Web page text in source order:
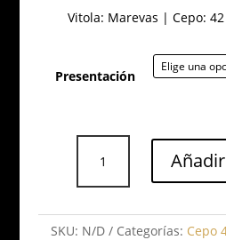
Vitola: Marevas | Cepo: 42
Presentación
Siglo
II
cantidad
SKU: N/D Categorías: Cepo